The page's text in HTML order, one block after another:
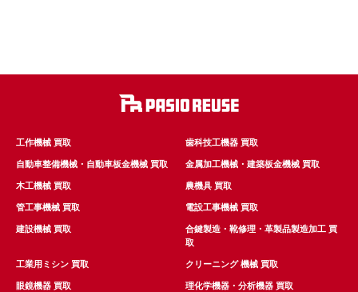
工作機械 買取 歯科技工機器 買取
自動車整備機械・自動車板金機械 買取 金属加工機械・建築板金機械 買取
木工機械 買取 農機具 買取
管工事機械 買取 電設工事機械 買取
建設機械 買取
合鍵製造・靴修理・革製品製造加工 買
取
工業用ミシン 買取 クリーニング 機械 買取
眼鏡機器 買取 理化学機器・分析機器 買取